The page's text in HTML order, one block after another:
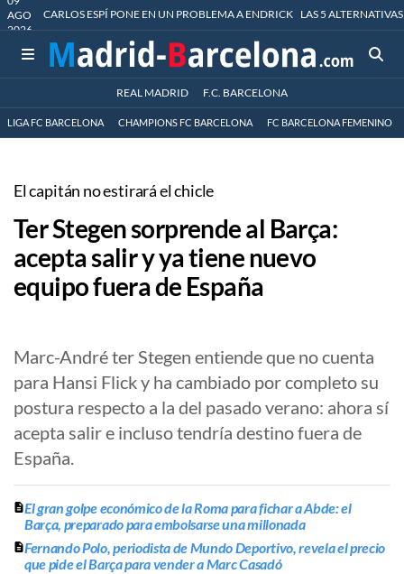
AGO
2026
CARLOS ESPÍ PONE EN UN PROBLEMA A ENDRICK LAS 5
REAL MADRID F.C. BARCELONA
LIGA FC BARCELONA CHAMPIONS FC BARCELONA FC BARCELONA FEMENINO
El capitán no estirará el chicle
Ter Stegen sorprende al Barça:
acepta salir y ya tiene nuevo
equipo fuera de España
Marc-André ter Stegen entiende que no cuenta
para Hansi Flick y ha cambiado por completo su
postura respecto a la del pasado verano: ahora sí
acepta salir e incluso tendría destino fuera de
España.
El gran golpe económico de la Roma para fichar a Abde: el
Barça, preparado para embolsarse una millonada
Fernando Polo, periodista de Mundo Deportivo, revela el precio
que pide el Barça para vender a Marc Casadó